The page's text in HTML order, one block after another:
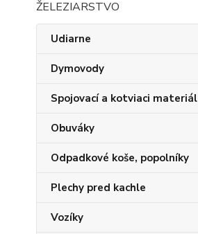
ŽELEZIARSTVO
Udiarne
Dymovody
Spojovací a kotviaci materiál
Obuváky
Odpadkové koše, popolníky
Plechy pred kachle
Vozíky